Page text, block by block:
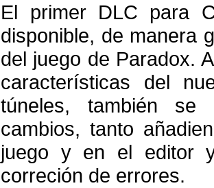
El primer DLC para
disponible, de manera
del juego de Paradox.
características del
túneles, también
cambios, tanto
juego y en el editor
correción de errores.